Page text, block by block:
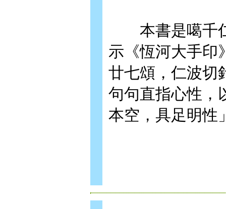
本書是噶千仁
示《恆河大手印
廿七頌，仁波切
句句直指心性，
本空，具足明性